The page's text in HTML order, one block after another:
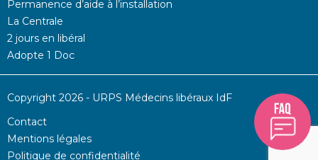
Permanence d’aide à l’installation
La Centrale
2 jours en libéral
Adopte 1 Doc
Copyright 2026 - URPS Médecins libéraux IdF
Contact
Mentions légales
Politique de confidentialité